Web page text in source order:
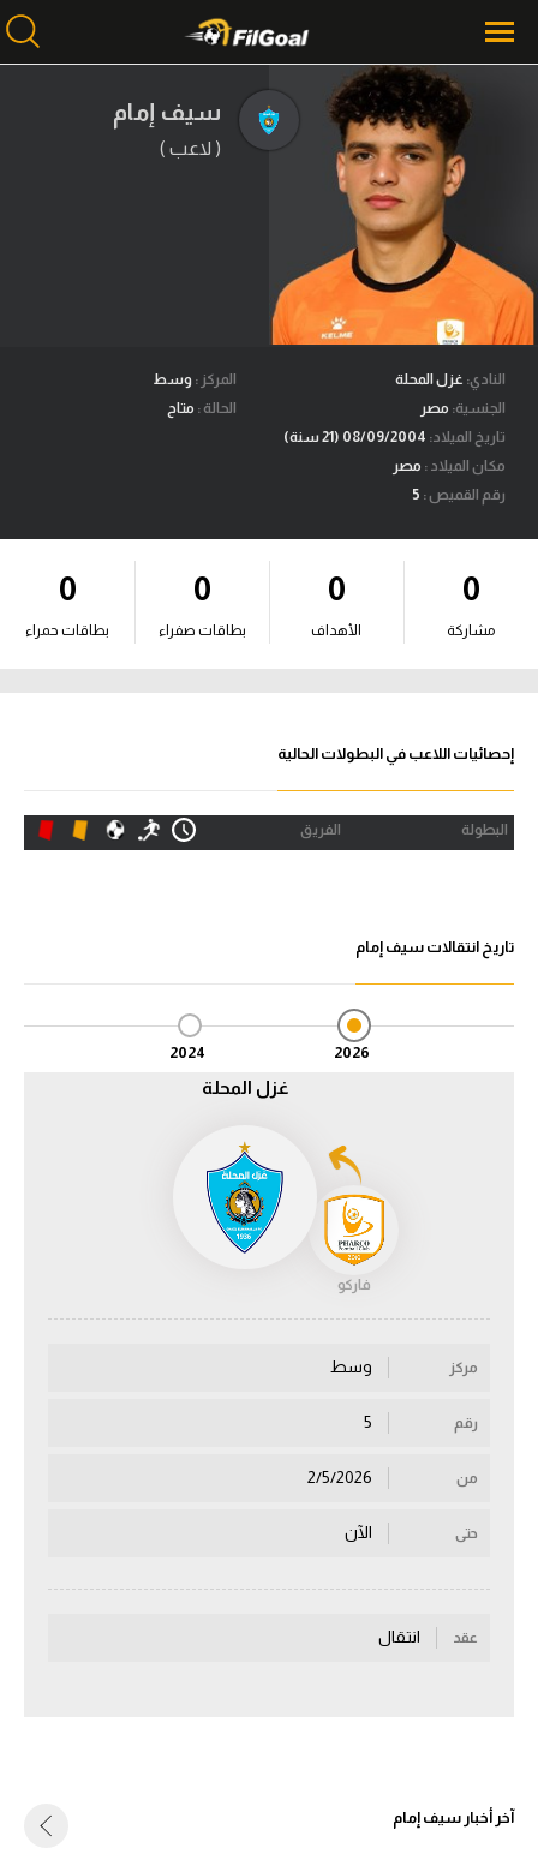
محتوى إخباري
الرئيسية
أخبار
مباريات
ميركاتو
فانتازي في الجول
مسابقة التوقعات
فيديوهات
آراء حرة
ركن الألعاب
الدوري المصري
الدوري الإنجليزي الممتاز
الدوري الإيطالي
دوري أبطال أوروبا
دوري أبطال إفريقيا
أقسام
سعودي في الجول
سيف إمام
( لاعب )
النادي: غزل المحلة
الجنسية: مصر
تاريخ الميلاد:
مكان الميلاد : مصر
رقم القميص :
المركز : وسط
الحالة : متاح
0
مشاركة
0
الأهداف
0
بطاقات صفراء
0
بطاقات حمراء
إحصائيات اللاعب في البطولات الحالية
البطولة الفريق
تاريخ انتقالات سيف إمام
2026
2024
غزل المحلة
فاركو
مركز وسط
رقم
من
حتى الآن
عقد انتقال
آخر أخبار سيف إمام